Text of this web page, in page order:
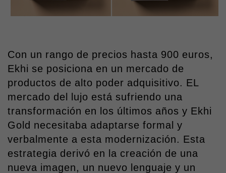
Con un rango de precios hasta 900 euros,
Ekhi se posiciona en un mercado de
productos de alto poder adquisitivo. EL
mercado del lujo está sufriendo una
transformación en los últimos años y Ekhi
Gold necesitaba adaptarse formal y
verbalmente a esta modernización. Esta
estrategia derivó en la creación de una
nueva imagen, un nuevo lenguaje y un